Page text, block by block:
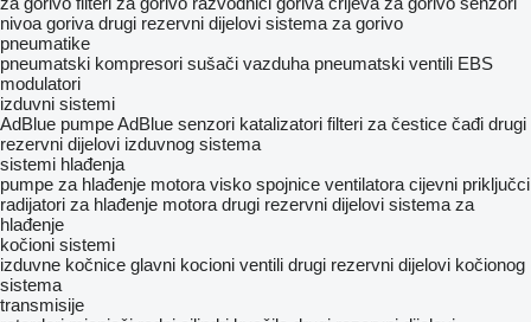
nivoa goriva drugi rezervni dijelovi sistema za gorivo
pneumatikе
pneumatski kompresori sušači vazduha pneumatski ventili EBS
modulatori
izduvni sistemi
AdBlue pumpeAdBlue senzori katalizatori filteri za čestice čađi drugi
rezervni dijelovi izduvnog sistema
sistemi hlađenja
pumpe za hlađenje motora visko spojnice ventilatora cijevni priključci
radijatori za hlađenje motora drugi rezervni dijelovi sistema za
hlađenje
kočioni sistemi
izduvne kočnice glavni kocioni ventili drugi rezervni dijelovi kočionog
sistema
transmisije